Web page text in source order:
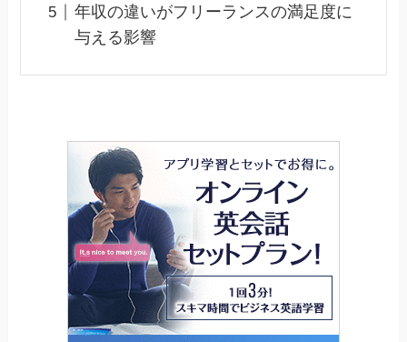
年収の違いがフリーランスの満足度に
与える影響